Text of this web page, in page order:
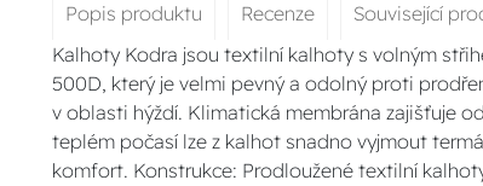
Popis produktu Recenze
Související
Kalhoty Kodra jsou textilní kalhoty s volným
500D, který je velmi pevný a odolný proti
v oblasti hýždí. Klimatická membrána zajišťuje
teplém počasí lze z kalhot snadno vyjmout
komfort. Konstrukce: Prodloužené textilní